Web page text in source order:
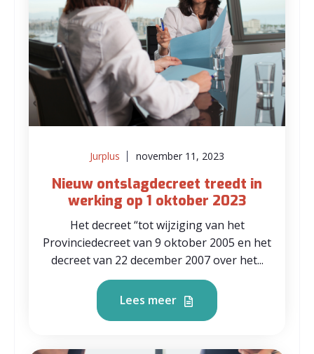
Jurplus november 11, 2023
Nieuw ontslagdecreet treedt in
werking op 1 oktober 2023
Het decreet “tot wijziging van het
Provinciedecreet van 9 oktober 2005 en het
decreet van 22 december 2007 over het...
Lees meer